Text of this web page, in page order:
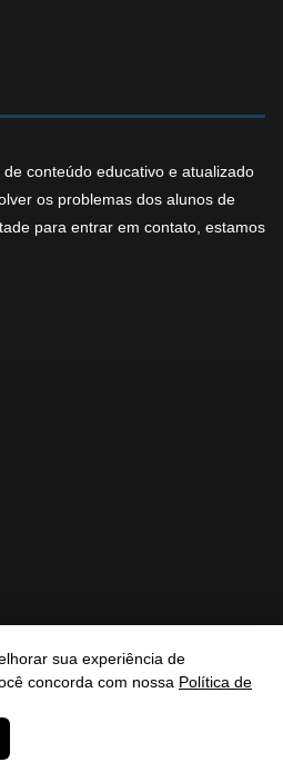
sua experiência de
concorda com nossa Política de
conteúdo educativo e atualizado
os problemas dos alunos de
para entrar em contato, estamos